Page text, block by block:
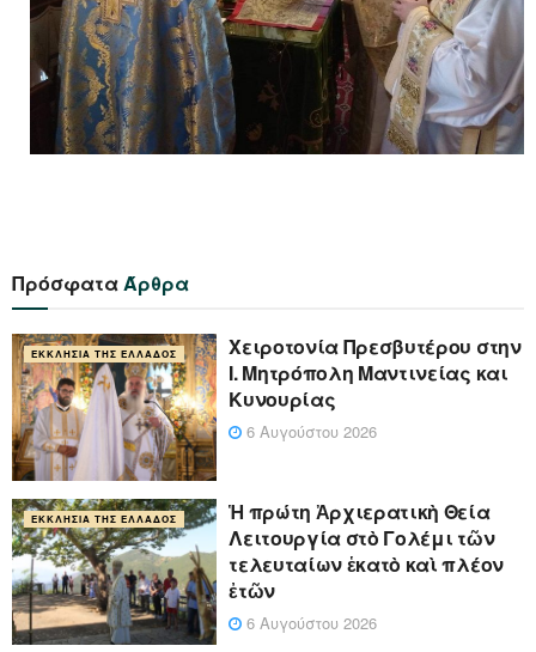
ΠρόσφαταΆρθρα
ΕΚΚΛΗΣΊΑ ΤΗΣ ΕΛΛΆΔΟΣ
Xειροτονία Πρεσβυτέρου στην
Ι. Μητρόπολη Μαντινείας και
Κυνουρίας
6 Αυγούστου 2026
ΕΚΚΛΗΣΊΑ ΤΗΣ ΕΛΛΆΔΟΣ
Ἡ πρώτη Ἀρχιερατικὴ Θεία
Λειτουργία στὸ Γολέμι τῶν
τελευταίων ἑκατὸ καὶ πλέον
ἐτῶν
6 Αυγούστου 2026